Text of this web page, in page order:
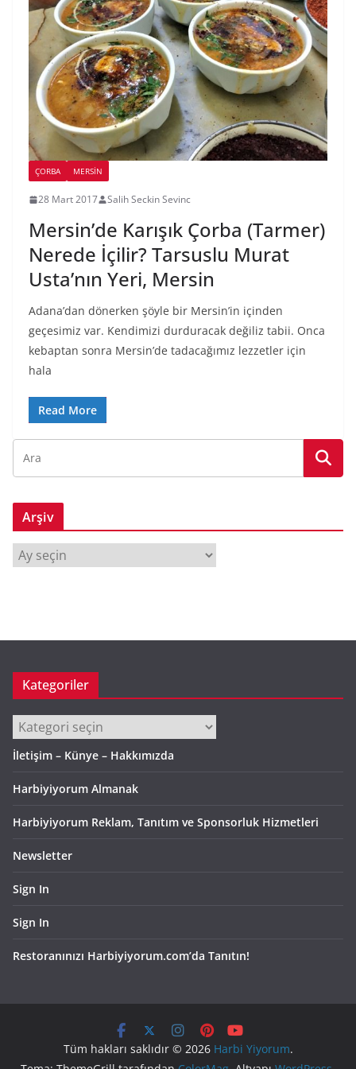
ÇORBA MERSIN
28 Mart 2017 Salih Seckin Sevinc
Mersin’de Karışık Çorba (Tarmer)
Nerede İçilir? Tarsuslu Murat
Usta’nın Yeri, Mersin
Adana’dan dönerken şöyle bir Mersin’in içinden
geçesimiz var. Kendimizi durduracak değiliz tabii. Onca
kebaptan sonra Mersin’de tadacağımız lezzetler için
hala
Read More
Arşiv
Kategoriler
Kategoriler
İletişim – Künye – Hakkımızda
Harbiyiyorum Almanak
Harbiyiyorum Reklam, Tanıtım ve Sponsorluk Hizmetleri
Newsletter
Sign In
Sign In
Restoranınızı Harbiyiyorum.com’da Tanıtın!
Tüm hakları saklıdır © 2026 Harbi Yiyorum.